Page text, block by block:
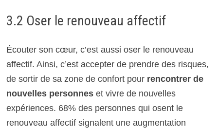
3.2 Oser le renouveau affectif
Écouter son cœur, c’est aussi oser le renouveau
affectif. Ainsi, c’est accepter de prendre des risques,
de sortir de sa zone de confort pour rencontrer de
nouvelles personneset vivre de nouvelles
expériences. 68% des personnes qui osent le
renouveau affectif signalent une augmentation